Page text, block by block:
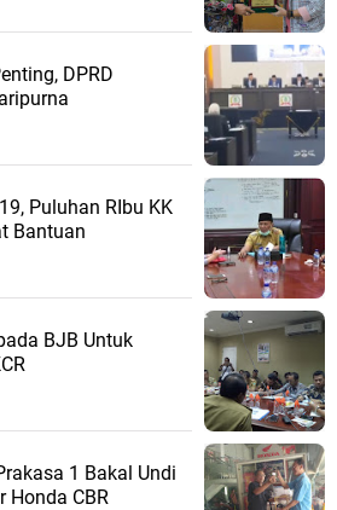
DPRD
Puluhan RIbu KK
Bantuan
BJB Untuk
1 Bakal Undi
Honda CBR